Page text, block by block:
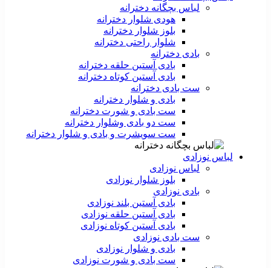
لباس بچگانه دخترانه
هودی شلوار دخترانه
بلوز شلوار دخترانه
شلوار راحتی دخترانه
بادی دخترانه
بادی آستین حلقه دخترانه
بادی آستین کوتاه دخترانه
ست بادی دخترانه
بادی و شلوار دخترانه
ست بادی و شورت دخترانه
ست دو بادی وشلوار دخترانه
ست سویشرت و بادی و شلوار دخترانه
لباس نوزادی
لباس نوزادی
بلوز شلوار نوزادی
بادی نوزادی
بادی آستین بلند نوزادی
بادی آستین حلقه نوزادی
بادی آستین کوتاه نوزادی
ست بادی نوزادی
بادی و شلوار نوزادی
ست بادی و شورت نوزادی